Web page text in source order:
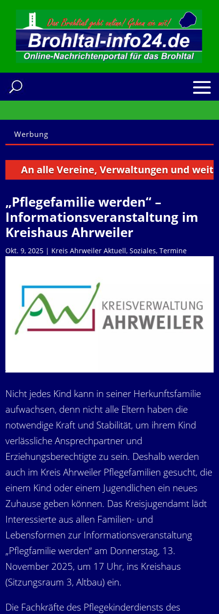
Werbung
An alle Vereine, Verwaltungen und
„Pflegefamilie werden“ –
Informationsveranstaltung im
Kreishaus Ahrweiler
Okt. 9, 2025 | Kreis Ahrweiler Aktuell, Soziales, Termine
Nicht jedes Kind kann in seiner Herkunftsfamilie
aufwachsen, denn nicht alle Eltern haben die
notwendige Kraft und Stabilität, um ihrem Kind
verlässliche Ansprechpartner und
Erziehungsberechtigte zu sein. Deshalb werden
auch im Kreis Ahrweiler Pflegefamilien gesucht, die
einem Kind oder einem Jugendlichen ein neues
Zuhause geben können. Das Kreisjugendamt lädt
Interessierte aus allen Familien- und
Lebensformen zur Informationsveranstaltung
„Pflegfamilie werden“ am Donnerstag, 13.
November 2025, um 17 Uhr, ins Kreishaus
(Sitzungsraum 3, Altbau) ein.
Die Fachkräfte des Pflegekinderdiensts des